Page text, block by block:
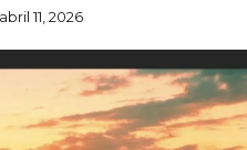
abril 11, 2026